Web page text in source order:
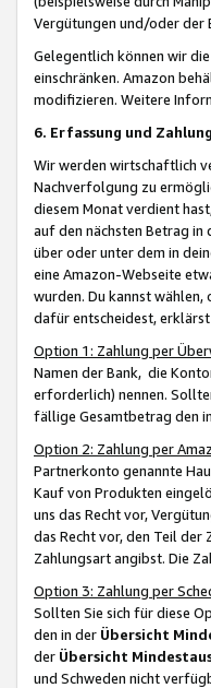
Vergütungen und/oder der
Gelegentlich können wir
einschränken. Amazon
modifizieren. Weitere
6. Erfassung und
Wir werden wirtschaftlich
Nachverfolgung zu
diesem Monat verdient
auf den nächsten Betrag
über oder unter dem in
eine Amazon-Webseite
wurden. Du kannst
dafür entscheidest,
Option 1: Zahlung per
Namen der Bank, die
erforderlich) nennen.
fällige Gesamtbetrag den
Option 2: Zahlung per
Partnerkonto genannte
Kauf von Produkten
uns das Recht vor,
das Recht vor, den Teil
Zahlungsart angibst. Die
Option 3: Zahlung per
Sollten Sie sich für diese
den in der Übersicht
der Übersicht
und Schweden nicht